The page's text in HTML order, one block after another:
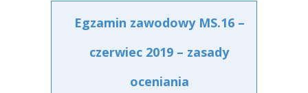
Egzamin zawodowy MS.16 –
czerwiec 2019 – zasady
oceniania